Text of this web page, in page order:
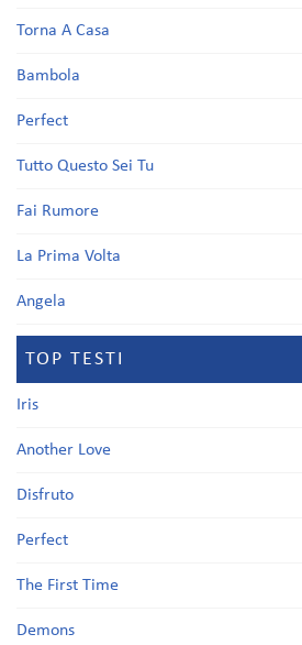
Torna A Casa
Bambola
Perfect
Tutto Questo Sei Tu
Fai Rumore
La Prima Volta
Angela
TOP TESTI
Iris
Another Love
Disfruto
Perfect
The First Time
Demons